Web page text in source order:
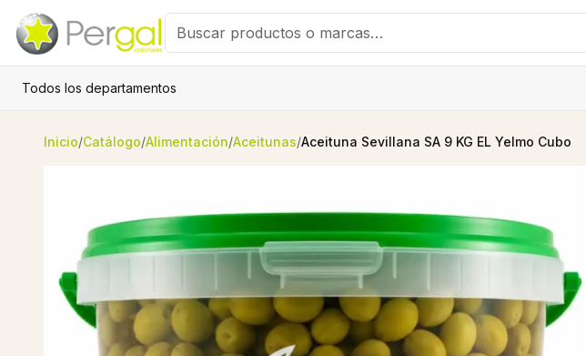
Todos los departamentos
Inicio/Catálogo/Alimentación/Aceitunas/Aceituna Sevillana SA 9 KG EL Yelmo Cubo